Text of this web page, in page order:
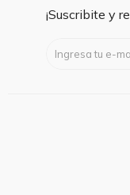
¡Suscribite y